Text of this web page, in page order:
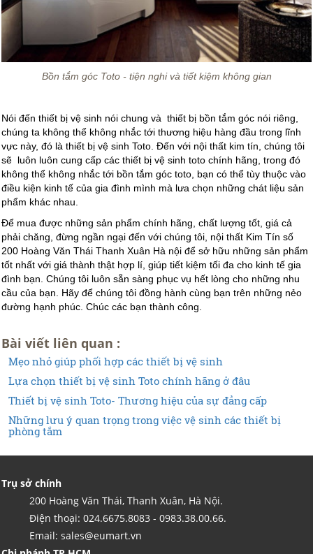
Bồn tắm góc Toto - tiện nghi và tiết kiệm không gian
Nói đến thiết bị vệ sinh nói chung và thiết bị bồn tắm góc nói riêng,
chúng ta không thể không nhắc tới thương hiệu hàng đầu trong lĩnh
vực này, đó là thiết bị vệ sinh Toto. Đến với nội thất kim tín, chúng tôi
sẽ luôn luôn cung cấp các thiết bị vệ sinh toto chính hãng, trong đó
không thể không nhắc tới bồn tắm góc toto, bạn có thể tùy thuộc vào
điều kiện kinh tế của gia đình mình mà lưa chọn những chát liệu sản
phẩm khác nhau.
Để mua được những sản phẩm chính hãng, chất lượng tốt, giá cả
phải chăng, đừng ngần ngại đến với chúng tôi, nội thất Kim Tín số
200 Hoàng Văn Thái Thanh Xuân Hà nội để sở hữu những sản phẩm
tốt nhất với giá thành thật hợp lí, giúp tiết kiệm tối đa cho kinh tế gia
đình bạn. Chúng tôi luôn sẵn sàng phục vụ hết lòng cho những nhu
cầu của bạn. Hãy để chúng tôi đồng hành cùng bạn trên những nẻo
đường hạnh phúc. Chúc các bạn thành công.
Bài viết liên quan :
Mẹo nhỏ giúp phối hợp các thiết bị vệ sinh
Lựa chọn thiết bị vệ sinh Toto chính hãng ở đâu
Thiết bị vệ sinh Toto- Thương hiệu của sự đẳng cấp
Những lưu ý quan trọng trong việc vệ sinh các thiết bị
phòng tắm
Trụ sở chính
200 Hoàng Văn Thái, Thanh Xuân, Hà Nội.
Điện thoại: 024.6675.8083 - 0983.38.00.66.
Email: sales@eumart.vn